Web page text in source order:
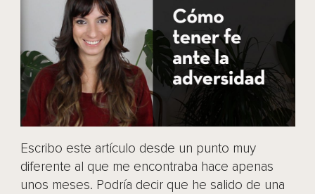
Escribo este artículo desde un punto muy
diferente al que me encontraba hace apenas
unos meses. Podría decir que he salido de una